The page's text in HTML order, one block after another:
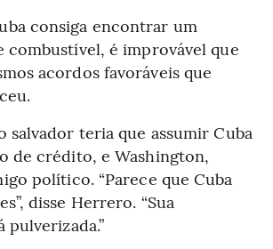
consiga encontrar um
é improvável que
acordos favoráveis que
salvador teria que assumir Cuba
de crédito, e Washington,
político. “Parece que Cuba
disse Herrero. “Sua
pulverizada.”